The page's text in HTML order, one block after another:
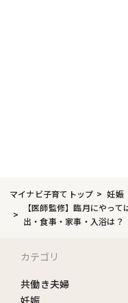
マイナビ子育てトップ 妊娠
【医師監修】臨月にやっ
出・食事・家事・入浴は？
カテゴリ
共働き夫婦
妊娠